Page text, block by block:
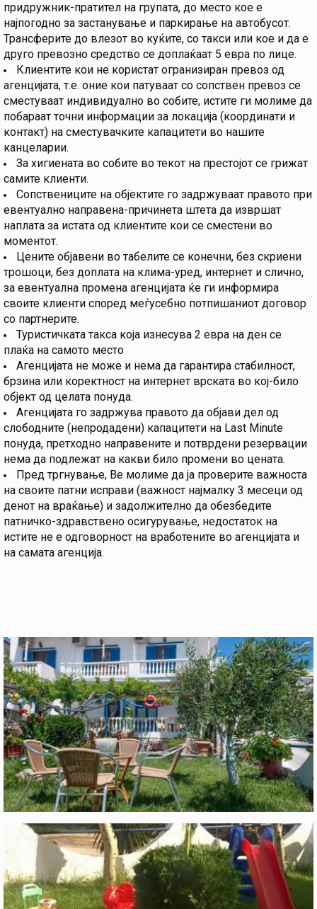
придружник-пратител на групата, до место кое е
најпогодно за застанување и паркирање на автобусот.
Трансферите до влезот во куќите, со такси или кое и да е
друго превозно средство се доплаќаат 5 евра по лице.
Клиентите кои не користат огранизиран превоз од
агенцијата, т.е. оние кои патуваат со сопствен превоз се
сместуваат индивидуално во собите, истите ги молиме да
побараат точни информации за локација (координати и
контакт) на сместувачките капацитети во нашите
канцеларии.
За хигиената во собите во текот на престојот се грижат
самите клиенти.
Сопствениците на објектите го задржуваат правото при
евентуално направена-причинета штета да извршат
наплата за истата од клиентите кои се сместени во
моментот.
Цените објавени во табелите се конечни, без скриени
трошоци, без доплата на клима-уред, интернет и слично,
за евентуална промена агенцијата ќе ги информира
своите клиенти според меѓусебно потпишаниот договор
со партнерите.
Туристичката такса која изнесува 2 евра на ден се
плаќа на самото место
Агенцијата не може и нема да гарантира стабилност,
брзина или коректност на интернет врската во кој-било
објект од целата понуда.
Агенцијата го задржува правото да објави дел од
слободните (непродадени) капацитети на Last Minute
понуда, претходно направените и потврдени резервации
нема да подлежат на какви било промени во цената.
Пред тргнување, Ве молиме да ја проверите важноста
на своите патни исправи (важност најмалку 3 месеци од
денот на враќање) и задолжително да обезбедите
патничко-здравствено осигурување, недостаток на
истите не е одговорност на вработените во агенцијата и
на самата агенција.